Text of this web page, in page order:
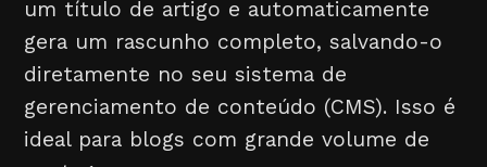
um título de artigo e automaticamente
gera um rascunho completo, salvando-o
diretamente no seu sistema de
gerenciamento de conteúdo (CMS). Isso é
ideal para blogs com grande volume de